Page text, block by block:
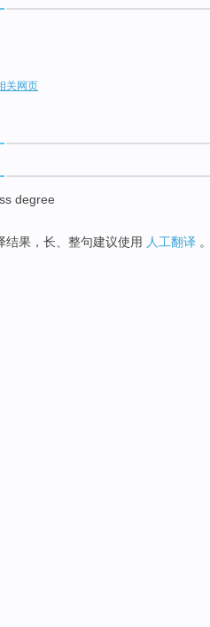
关网页
degree
结果，长、整句建议使用 人工翻译